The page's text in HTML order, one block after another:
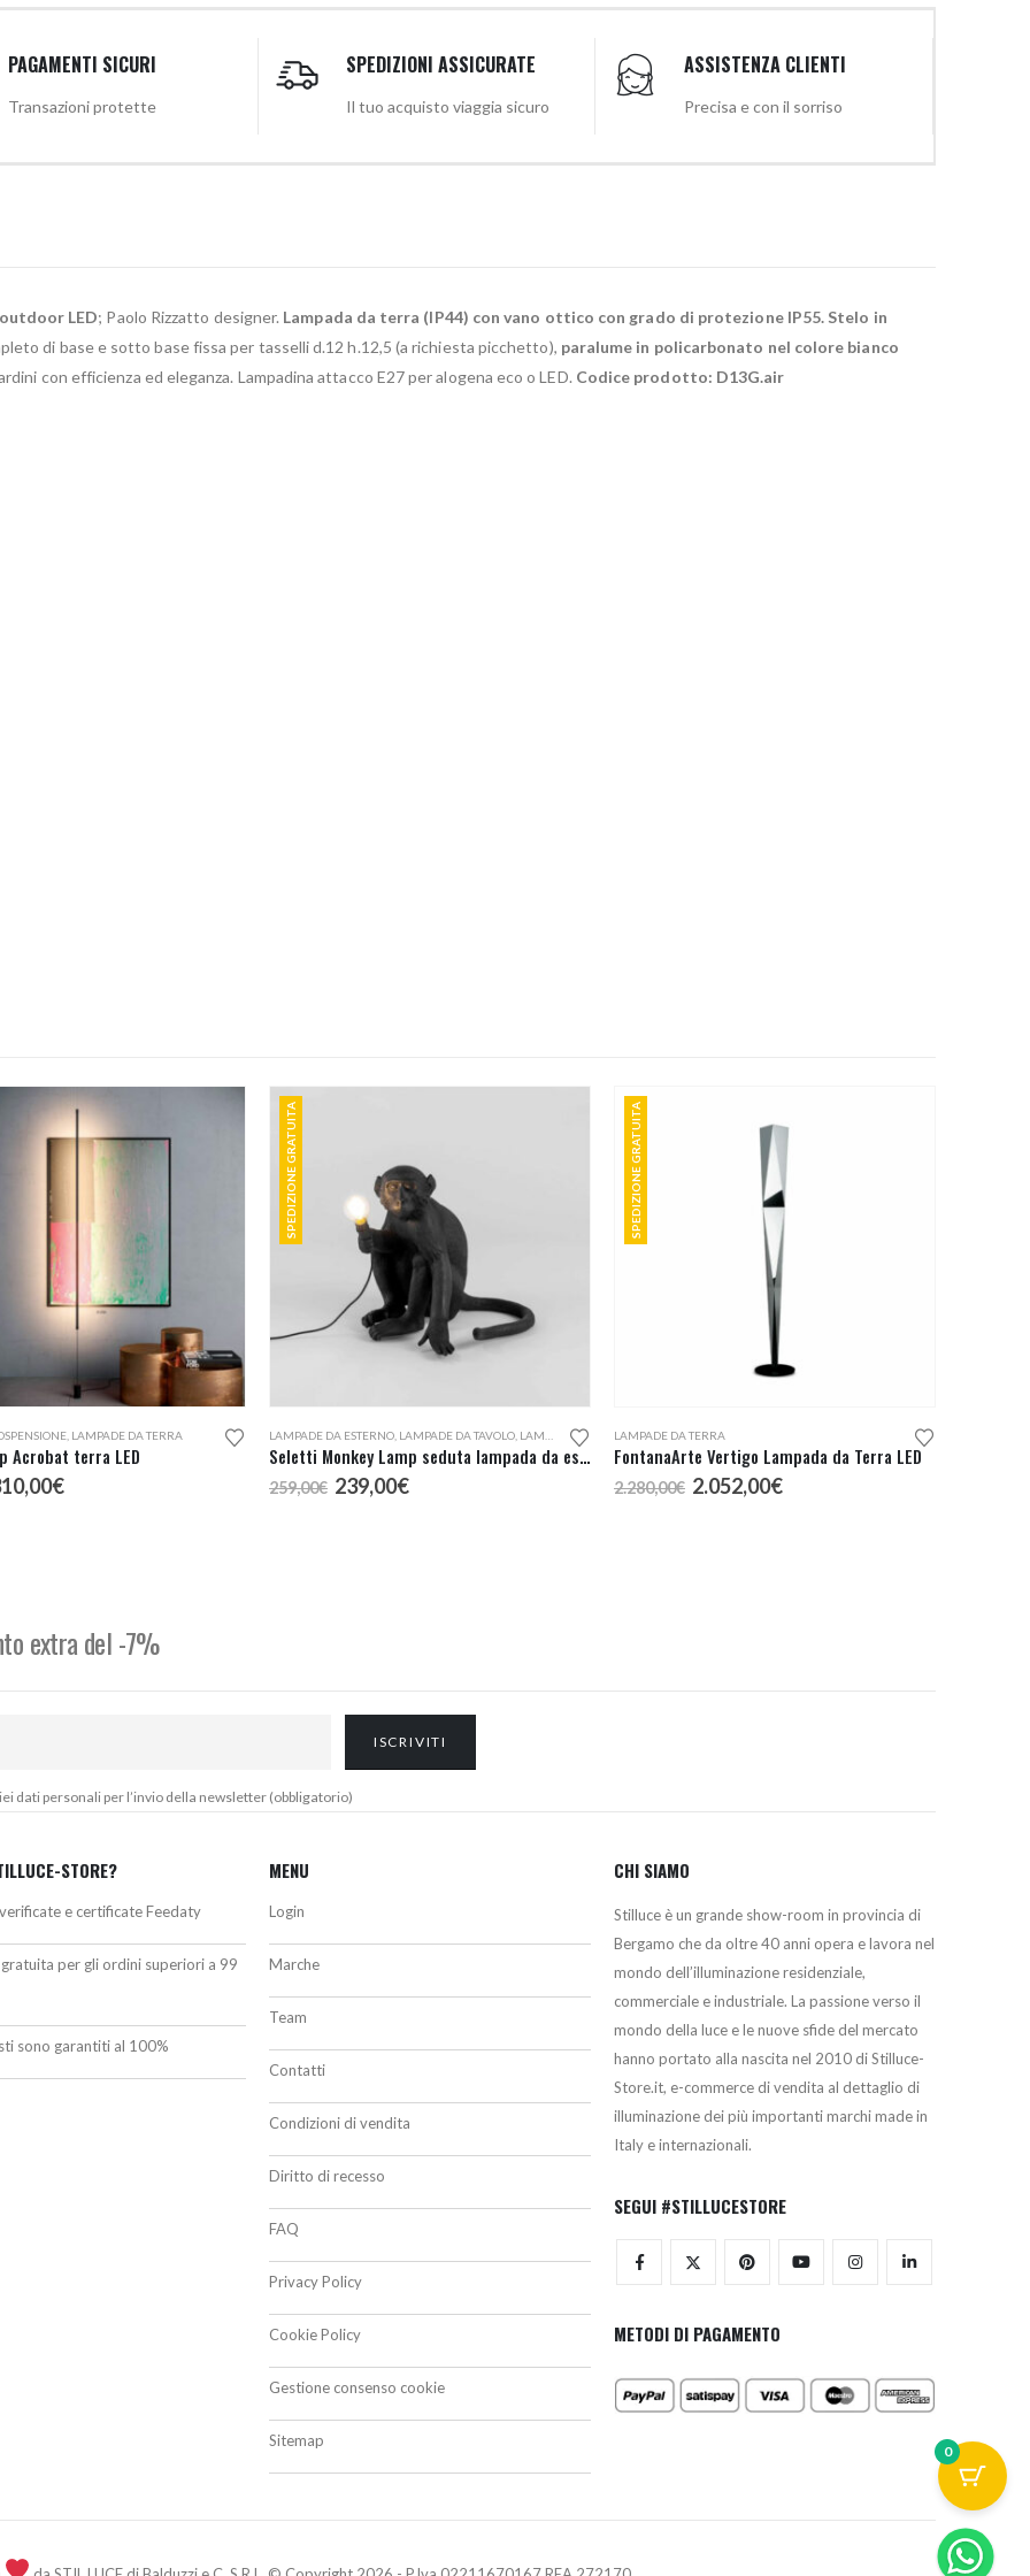
PAGAMENTI SICURI
Transazioni protette
SPEDIZIONI ASSICURATE
Il tuo acquisto viaggia sicuro
ASSISTENZA CLIENTI
Precisa e con il sorriso
LED; Paolo Rizzatto designer. Lampada da terra (IP44) con vano ottico con grado di protezione IP55. Stelo in
di base e sotto base fissa per tasselli d.12 h.12,5 (a richiesta picchetto), paralume in policarbonato nel colore bianco
con efficienza ed eleganza. Lampadina attacco E27 per alogena eco o LED. Codice prodotto: D13G.air
LAMPADE DA TERRA
Acrobat terra LED
prezzo
€Il
SPEDIZIONE GRATUITA
LAMPADE DA ESTERNO LAMPADE DA TAVOLO LAMPADE DA TERRA
Seletti Monkey Lamp seduta lampada da esterno
259,00€ Il
prezzo
239,00€Il
SPEDIZIONE GRATUITA
LAMPADE DA TERRA
FontanaArte Vertigo Lampada da Terra LED
2.280,00€ Il
prezzo
2.052,00€Il
extra del -7%
dati personali per l’invio della newsletter (obbligatorio)
STORE?
e certificate Feedaty
per gli ordini superiori a 99
sono garantiti al 100%
MENU
Login
Marche
Team
Contatti
Condizioni di vendita
Diritto di recesso
FAQ
Privacy Policy
Cookie Policy
Gestione consenso cookie
Sitemap
CHI SIAMO
Stilluce è un grande show-room in provincia di
Bergamo che da oltre 40 anni opera e lavora nel
mondo dell’illuminazione residenziale,
commerciale e industriale. La passione verso il
mondo della luce e le nuove sfide del mercato
hanno portato alla nascita nel 2010 di Stilluce-
Store.it, e-commerce di vendita al dettaglio di
illuminazione dei più importanti marchi made in
Italy e internazionali.
SEGUI #STILLUCESTORE
METODI DI PAGAMENTO
0